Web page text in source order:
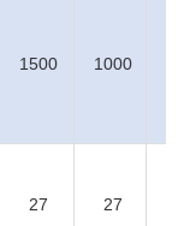
1500 1000
27 27